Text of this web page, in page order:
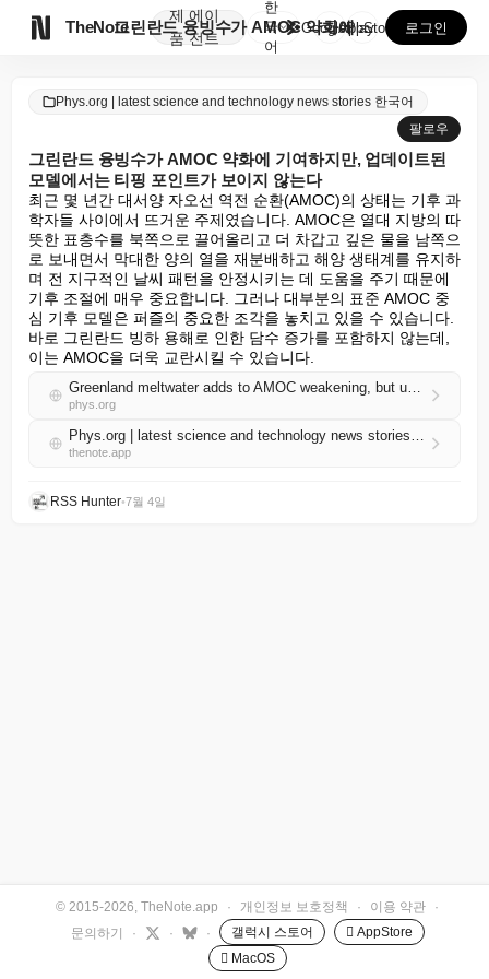
TheNote
제
품
에이
전트
그린란드 융빙수가 AMOC 약화에 기여하지만, 업데이트...
한
국
어
GooglePlay
AppStore 로그인
Phys.org | latest science and technology news stories 한국어
팔로우
그린란드 융빙수가 AMOC 약화에 기여하지만, 업데이트된
모델에서는 티핑 포인트가 보이지 않는다
최근 몇 년간 대서양 자오선 역전 순환(AMOC)의 상태는 기후 과
학자들 사이에서 뜨거운 주제였습니다. AMOC은 열대 지방의 따
뜻한 표층수를 북쪽으로 끌어올리고 더 차갑고 깊은 물을 남쪽으
로 보내면서 막대한 양의 열을 재분배하고 해양 생태계를 유지하
며 전 지구적인 날씨 패턴을 안정시키는 데 도움을 주기 때문에
기후 조절에 매우 중요합니다. 그러나 대부분의 표준 AMOC 중
심 기후 모델은 퍼즐의 중요한 조각을 놓치고 있을 수 있습니다.
바로 그린란드 빙하 용해로 인한 담수 증가를 포함하지 않는데,
이는 AMOC을 더욱 교란시킬 수 있습니다.
Greenland meltwater adds to AMOC weakening, but updated model finds no tipping point in sight
phys.org
Phys.org | latest science and technology news stories 한국어 RSS
thenote.app
RSS Hunter•7월 4일
© 2015-2026, TheNote.app · 개인정보 보호정책 · 이용 약관
·
문의하기
· · · 갤럭시 스토어
 AppStore
 MacOS